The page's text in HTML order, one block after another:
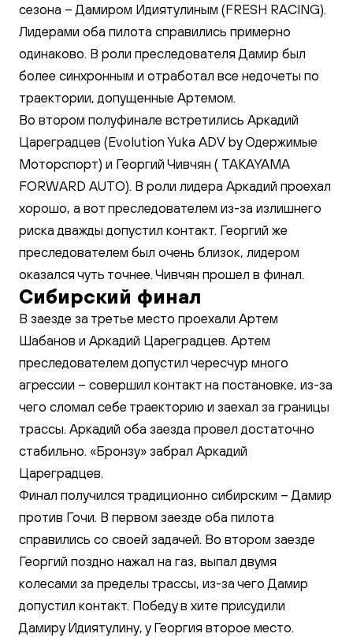
сезона – Дамиром Идиятулиным (FRESH RACING).
Лидерами оба пилота справились примерно
одинаково. В роли преследователя Дамир был
более синхронным и отработал все недочеты по
траектории, допущенные Артемом.
Во втором полуфинале встретились Аркадий
Цареградцев (Evolution Yuka ADV by Одержимые
Моторспорт) и Георгий Чивчян ( TAKAYAMA
FORWARD AUTO). В роли лидера Аркадий проехал
хорошо, а вот преследователем из-за излишнего
риска дважды допустил контакт. Георгий же
преследователем был очень близок, лидером
оказался чуть точнее. Чивчян прошел в финал.
Сибирский финал
В заезде за третье место проехали Артем
Шабанов и Аркадий Цареградцев. Артем
преследователем допустил чересчур много
агрессии – совершил контакт на постановке, из-за
чего сломал себе траекторию и заехал за границы
трассы. Аркадий оба заезда провел достаточно
стабильно. «Бронзу» забрал Аркадий
Цареградцев.
Финал получился традиционно сибирским – Дамир
против Гочи. В первом заезде оба пилота
справились со своей задачей. Во втором заезде
Георгий поздно нажал на газ, выпал двумя
колесами за пределы трассы, из-за чего Дамир
допустил контакт. Победу в хите присудили
Дамиру Идиятулину, у Георгия второе место.